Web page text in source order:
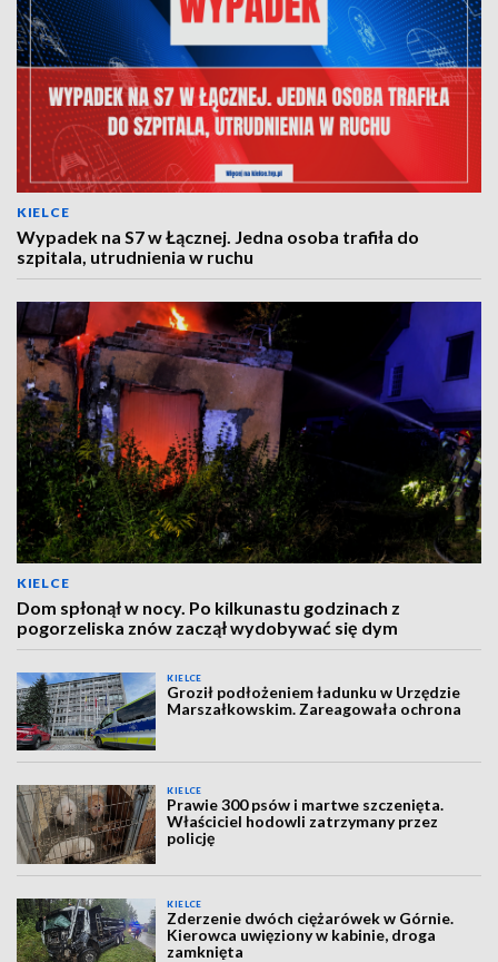
KIELCE
Wypadek na S7 w Łącznej. Jedna osoba trafiła do
szpitala, utrudnienia w ruchu
KIELCE
Dom spłonął w nocy. Po kilkunastu godzinach z
pogorzeliska znów zaczął wydobywać się dym
KIELCE
Groził podłożeniem ładunku w Urzędzie
Marszałkowskim. Zareagowała ochrona
KIELCE
Prawie 300 psów i martwe szczenięta.
Właściciel hodowli zatrzymany przez
policję
KIELCE
Zderzenie dwóch ciężarówek w Górnie.
Kierowca uwięziony w kabinie, droga
zamknięta